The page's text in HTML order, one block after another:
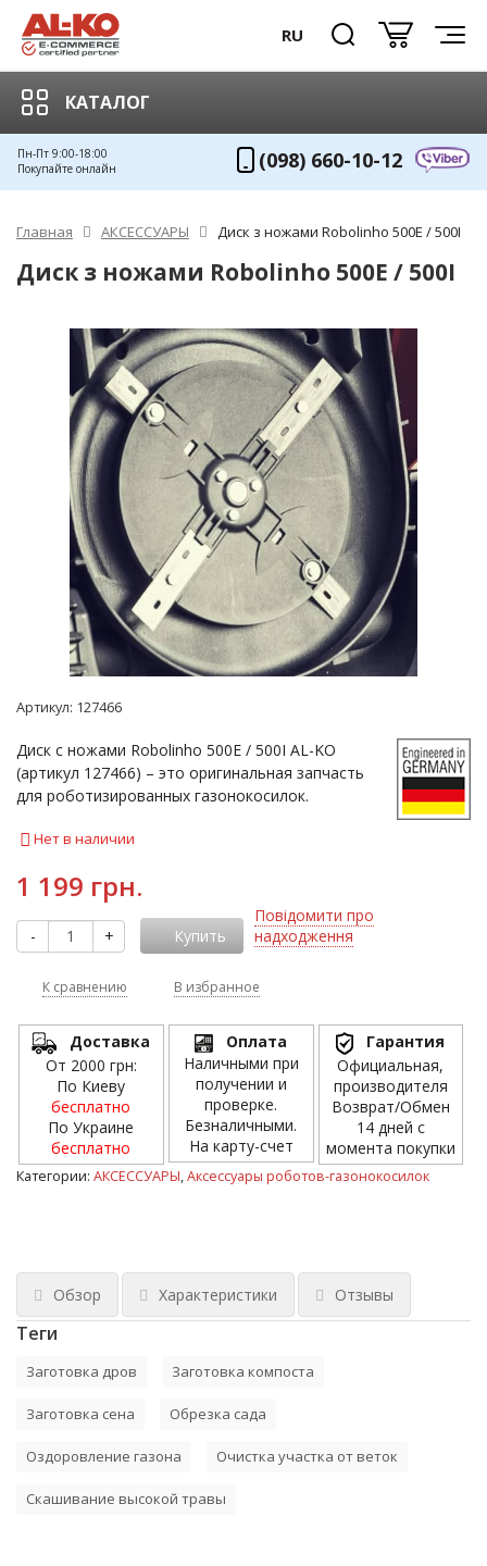
RU
КАТАЛОГ
Пн-Пт 9:00-18:00
Покупайте онлайн
(098) 660-10-12
Главная АКСЕССУАРЫ Диск з ножами Robolinho 500Е / 500І
Диск з ножами Robolinho 500Е / 500І
Артикул: 127466
​Диск с ножами Robolinho 500E / 500I AL-KO
(артикул 127466) – это оригинальная запчасть
для роботизированных газонокосилок.
Нет в наличии
1 199 грн.
- + Купить
Повідомити про
надходження
К сравнению В избранное
Доставка
От 2000 грн:
По Киеву
бесплатно
По Украине
бесплатно
Оплата
Наличными при
получении и
проверке.
Безналичными.
На карту-счет
Гарантия
Официальная,
производителя
Возврат/Обмен
14 дней с
момента покупки
Категории: АКСЕССУАРЫ,Аксессуары роботов-газонокосилок
Обзор Характеристики Отзывы
Теги
Заготовка дров Заготовка компоста
Заготовка сена Обрезка сада
Оздоровление газона Очистка участка от веток
Скашивание высокой травы